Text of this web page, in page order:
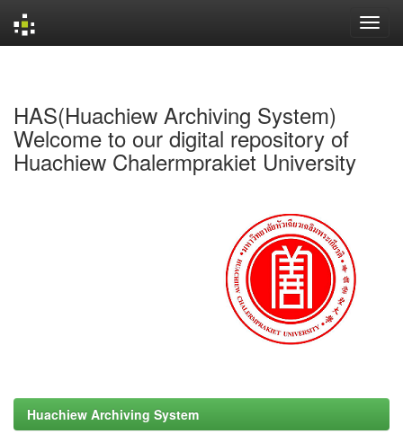
HAS(Huachiew Archiving System)
Welcome to our digital repository of
Huachiew Chalermprakiet University
Huachiew Archiving System